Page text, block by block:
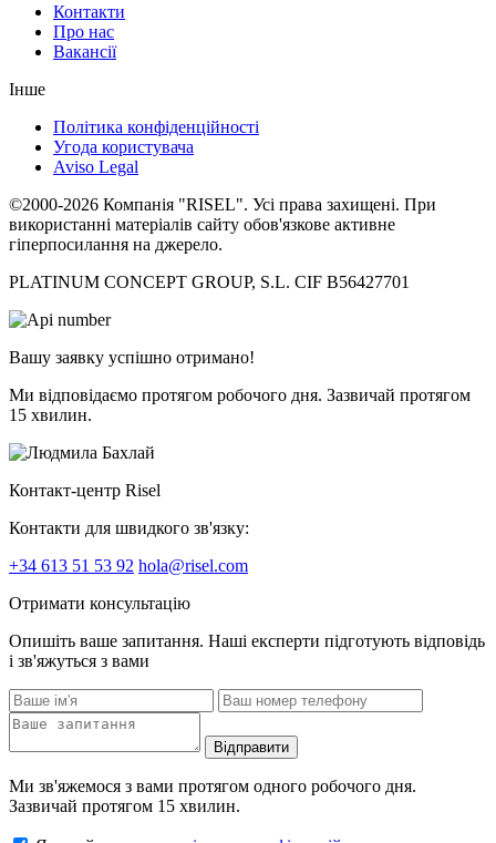
Контакти
Про нас
Вакансії
Інше
Політика конфіденційності
Угода користувача
Aviso Legal
©2000-2026 Компанія "RISEL". Усі права захищені. При
використанні матеріалів сайту обов'язкове активне
гіперпосилання на джерело.
PLATINUM CONCEPT GROUP, S.L. CIF B56427701
Вашу заявку успішно отримано!
Ми відповідаємо протягом робочого дня. Зазвичай протягом
15 хвилин.
Контакт-центр Risel
Контакти для швидкого зв'язку:
+34 613 51 53 92 hola@risel.com
Отримати консультацію
Опишіть ваше запитання. Наші експерти підготують відповідь
і зв'яжуться з вами
Відправити
Ми зв'яжемося з вами протягом одного робочого дня.
Зазвичай протягом 15 хвилин.